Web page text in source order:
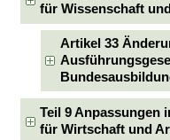
für Wissenschaft
Artikel 33
Teil 9 Anpassungen
für Wirtschaft und